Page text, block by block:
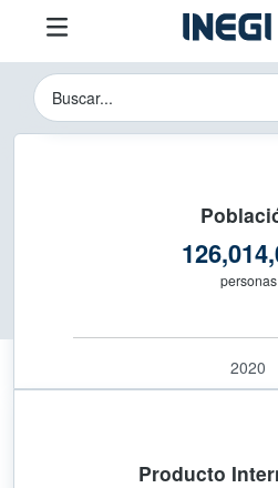
Instituto Nacional
Buscador del Sitio del
personas
2020
Producto